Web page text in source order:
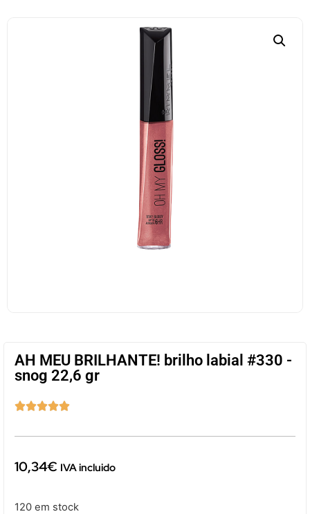
AH MEU BRILHANTE! brilho labial #330 -
snog 22,6 gr

10,34€ IVA incluido
120 em stock